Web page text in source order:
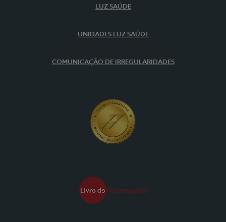
LUZ SAÚDE
UNIDADES LUZ SAÚDE
COMUNICAÇÃO DE IRREGULARIDADES